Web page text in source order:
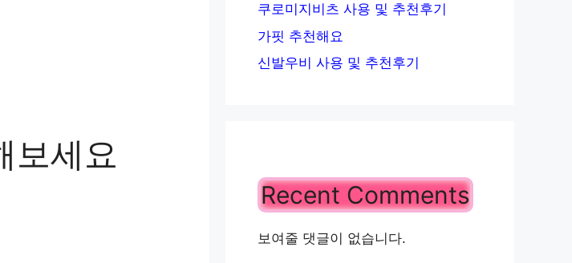
보세요
쿠로미지비츠 사용 및 추천후기
가핏 추천해요
신발우비 사용 및 추천후기
Recent Comments
보여줄 댓글이 없습니다.